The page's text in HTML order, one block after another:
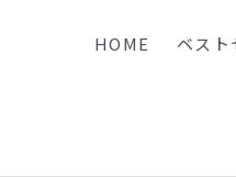
HOME ベスト